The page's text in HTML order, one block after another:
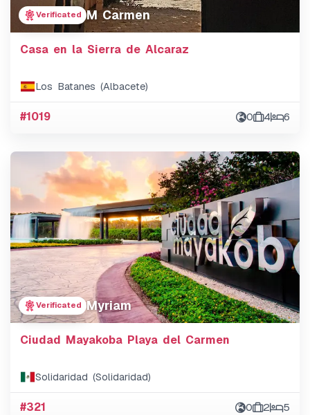
Verificated M Carmen
Casa en la Sierra de Alcaraz
Los Batanes (Albacete)
#1019 0 4 6
Verificated Myriam
Ciudad Mayakoba Playa del Carmen
Solidaridad (Solidaridad)
#321 0 2 5